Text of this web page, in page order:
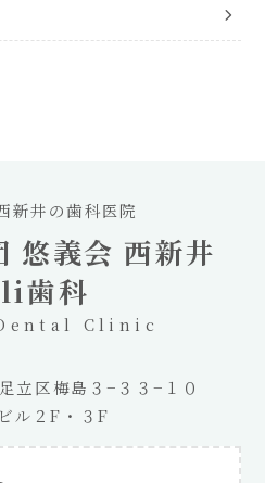
新井の歯科医院
悠義会 西新井
歯科
Clinic
立区梅島３−３３−１０
ル２F・３F